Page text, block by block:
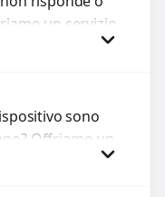
un servizio
o
sono
Offriamo un